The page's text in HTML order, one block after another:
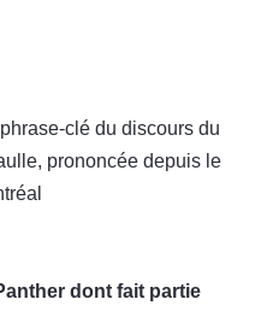
clé du discours du
prononcée depuis le
dont fait partie